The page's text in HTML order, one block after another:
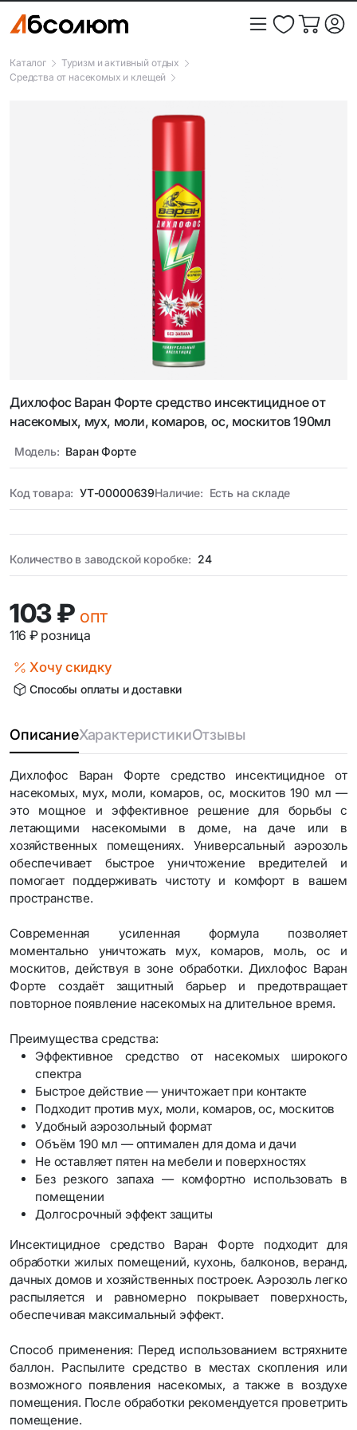
Каталог
Туризм и активный отдых
Средства от насекомых и клещей
Дихлофос Варан Форте средство инсектицидное от
насекомых, мух, моли, комаров, ос, москитов 190мл
Модель: Варан Форте
Код товара: УТ-00000639Наличие: Есть на складе
Количество в заводской коробке: 24
103 ₽ опт
116 ₽ розница
Хочу скидку
Способы оплаты и доставки
ОписаниеХарактеристикиОтзывы
Дихлофос Варан Форте средство инсектицидное от
насекомых, мух, моли, комаров, ос, москитов 190 мл —
это мощное и эффективное решение для борьбы с
летающими насекомыми в доме, на даче или в
хозяйственных помещениях. Универсальный аэрозоль
обеспечивает быстрое уничтожение вредителей и
помогает поддерживать чистоту и комфорт в вашем
пространстве.
Современная усиленная формула позволяет
моментально уничтожать мух, комаров, моль, ос и
москитов, действуя в зоне обработки. Дихлофос Варан
Форте создаёт защитный барьер и предотвращает
повторное появление насекомых на длительное время.
Преимущества средства:
Эффективное средство от насекомых широкого
спектра
Быстрое действие — уничтожает при контакте
Подходит против мух, моли, комаров, ос, москитов
Удобный аэрозольный формат
Объём 190 мл — оптимален для дома и дачи
Не оставляет пятен на мебели и поверхностях
Без резкого запаха — комфортно использовать в
помещении
Долгосрочный эффект защиты
Инсектицидное средство Варан Форте подходит для
обработки жилых помещений, кухонь, балконов, веранд,
дачных домов и хозяйственных построек. Аэрозоль легко
распыляется и равномерно покрывает поверхность,
обеспечивая максимальный эффект.
Способ применения: Перед использованием встряхните
баллон. Распылите средство в местах скопления или
возможного появления насекомых, а также в воздухе
помещения. После обработки рекомендуется проветрить
помещение.